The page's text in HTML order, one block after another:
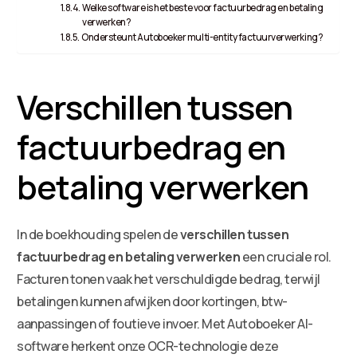
Welke software is het beste voor factuurbedrag en betaling
verwerken?
Ondersteunt Autoboeker multi-entity factuurverwerking?
Verschillen tussen
factuurbedrag en
betaling verwerken
In de boekhouding spelen deverschillen tussen
factuurbedrag en betaling verwerkeneen cruciale rol.
Facturen tonen vaak het verschuldigde bedrag, terwijl
betalingen kunnen afwijken door kortingen, btw-
aanpassingen of foutieve invoer. Met Autoboeker AI-
software herkent onze OCR-technologie deze